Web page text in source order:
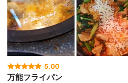
5.00
万能フライパン